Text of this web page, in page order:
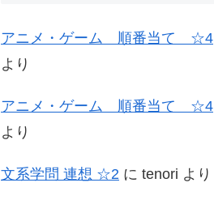
アニメ・ゲーム 順番当て ☆4
より
アニメ・ゲーム 順番当て ☆4
より
文系学問 連想 ☆2 に tenori より